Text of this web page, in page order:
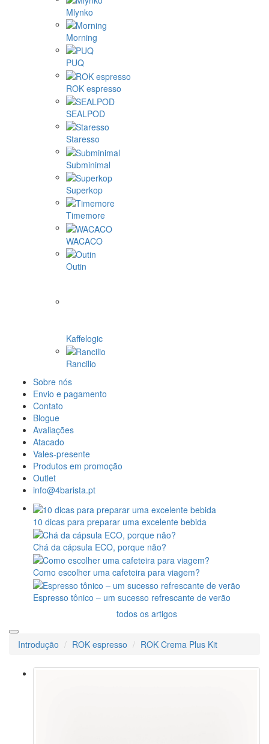
Mlynko
Morning
PUQ
ROK espresso
SEALPOD
Staresso
Subminimal
Superkop
Timemore
WACACO
Outin
Kaffelogic
Rancilio
Sobre nós
Envio e pagamento
Contato
Blogue
Avaliações
Atacado
Vales-presente
Produtos em promoção
Outlet
info@4barista.pt
10 dicas para preparar uma excelente bebida
Chá da cápsula ECO, porque não?
Como escolher uma cafeteira para viagem?
Espresso tônico – um sucesso refrescante de verão
todos os artigos
Introdução ROK espresso ROK Crema Plus Kit